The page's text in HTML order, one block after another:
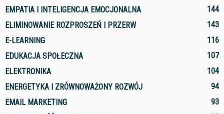
EMPATIA I INTELIGENCJA EMOCJONALNA
144
ELIMINOWANIE ROZPROSZEŃ I PRZERW
143
E-LEARNING
116
EDUKACJA SPOŁECZNA
107
ELEKTRONIKA
104
ENERGETYKA I ZRÓWNOWAŻONY ROZWÓJ
94
EMAIL MARKETING
93